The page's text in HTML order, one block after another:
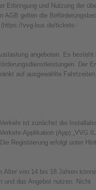
Erbringung und Nutzung der
gelten die
(https://vvg-bus.de/tickets-
angeboten. Es besteht
Der
auf ausgewählte
ist zunächst die
Applikation (App) „VVG
Registrierung erfolgt unter
von 14 bis 18 Jahren
und das Angebot nutzen. Nicht